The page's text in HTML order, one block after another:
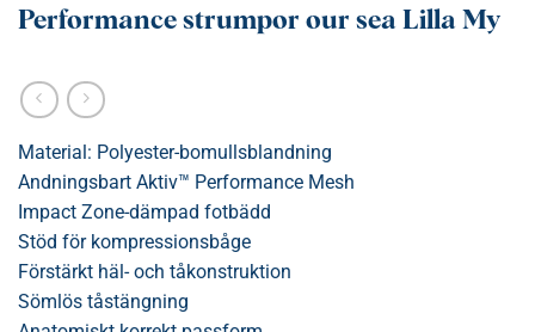
Performance strumpor our sea Lilla My
Material: Polyester-bomullsblandning
Andningsbart Aktiv™ Performance Mesh
Impact Zone-dämpad fotbädd
Stöd för kompressionsbåge
Förstärkt häl- och tåkonstruktion
Sömlös tåstängning